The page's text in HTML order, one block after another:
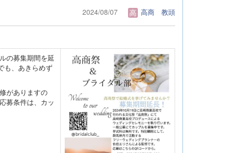
2024/08/07 高商 教頭
の募集期間を延
も、あきらめず
がありますの
募条件は、カッ